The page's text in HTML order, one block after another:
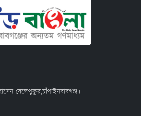
বেলেপুকুর,চাঁপাইনবাবগঞ্জ।